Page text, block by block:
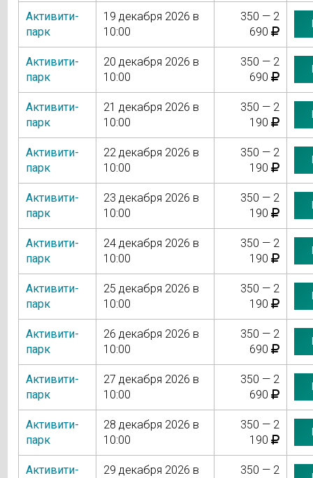
Активити-
парк
19 декабря 2026 в
10:00
350 — 2
690
Активити-
парк
20 декабря 2026 в
10:00
350 — 2
690
Активити-
парк
21 декабря 2026 в
10:00
350 — 2
190
Активити-
парк
22 декабря 2026 в
10:00
350 — 2
190
Активити-
парк
23 декабря 2026 в
10:00
350 — 2
190
Активити-
парк
24 декабря 2026 в
10:00
350 — 2
190
Активити-
парк
25 декабря 2026 в
10:00
350 — 2
190
Активити-
парк
26 декабря 2026 в
10:00
350 — 2
690
Активити-
парк
27 декабря 2026 в
10:00
350 — 2
690
Активити-
парк
28 декабря 2026 в
10:00
350 — 2
190
Активити- 29 декабря 2026 в 350 — 2